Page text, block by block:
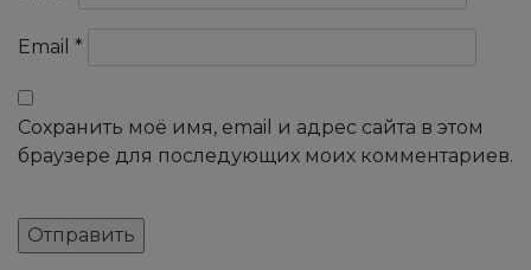
Email *
Сохранить моё имя, email и адрес сайта в этом
браузере для последующих моих комментариев.